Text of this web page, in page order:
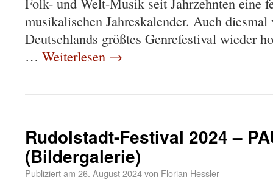
musikalischen Jahreskalender. Auch diesmal
Deutschlands größtes Genrefestival wieder
… Weiterlesen →
Rudolstadt-Festival 2024 –
(Bildergalerie)
Publiziert am 26. August 2024von Florian Hessler